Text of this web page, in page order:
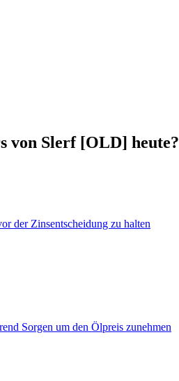
von Slerf [OLD] heute?
der Zinsentscheidung zu halten
Sorgen um den Ölpreis zunehmen